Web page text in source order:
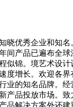
秀企业和知名
产品已遍布全
锦。境艺术设
度增长。欢迎
的知名品牌。
产品投放市场。
解决方案外还